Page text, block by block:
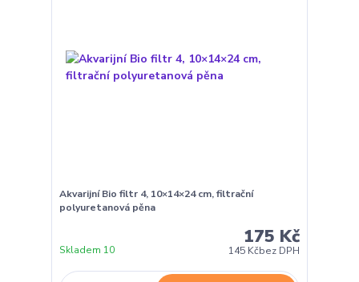
Akvarijní Bio filtr 4, 10×14×24 cm, filtrační
polyuretanová pěna
175 Kč
145 Kčbez DPH
Skladem 10